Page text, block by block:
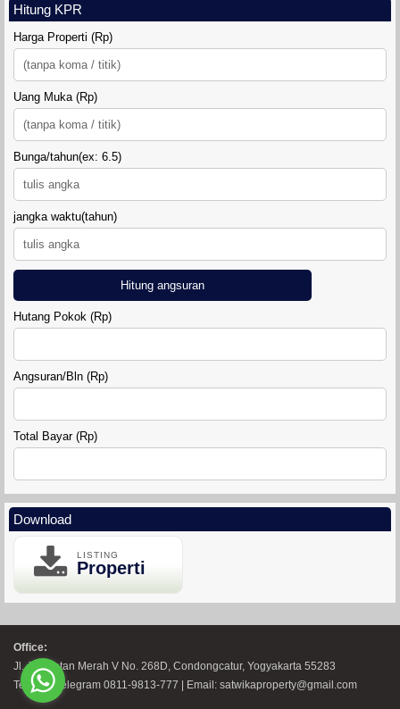
Hitung KPR
Harga Properti (Rp)
Uang Muka (Rp)
Bunga/tahun(ex: 6.5)
jangka waktu(tahun)
Hitung angsuran
Hutang Pokok (Rp)
Angsuran/Bln (Rp)
Total Bayar (Rp)
Download
LISTING
Properti
Office:
Jl. Jembatan Merah V No. 268D, Condongcatur, Yogyakarta 55283
Telp WA Telegram 0811-9813-777 | Email: satwikaproperty@gmail.com